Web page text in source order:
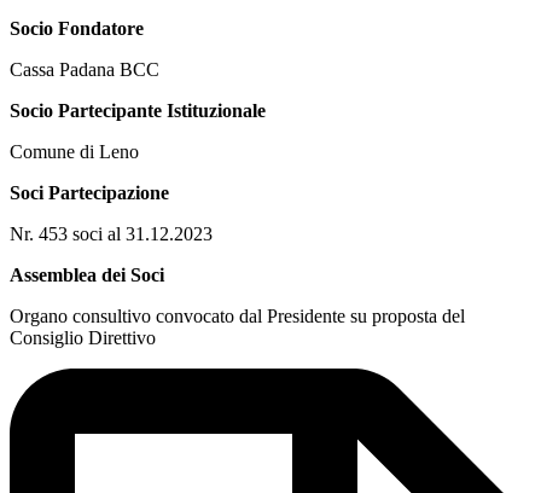
Socio Fondatore
Cassa Padana BCC
Socio Partecipante Istituzionale
Comune di Leno
Soci Partecipazione
Nr. 453 soci al 31.12.2023
Assemblea dei Soci
Organo consultivo convocato dal Presidente su proposta del
Consiglio Direttivo